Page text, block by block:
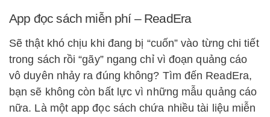
App đọc sách miễn phí – ReadEra
Sẽ thật khó chịu khi đang bị “cuốn” vào từng chi tiết
trong sách rồi “gãy” ngang chỉ vì đoạn quảng cáo
vô duyên nhảy ra đúng không? Tìm đến ReadEra,
bạn sẽ không còn bất lực vì những mẫu quảng cáo
nữa. Là một app đọc sách chứa nhiều tài liệu miễn